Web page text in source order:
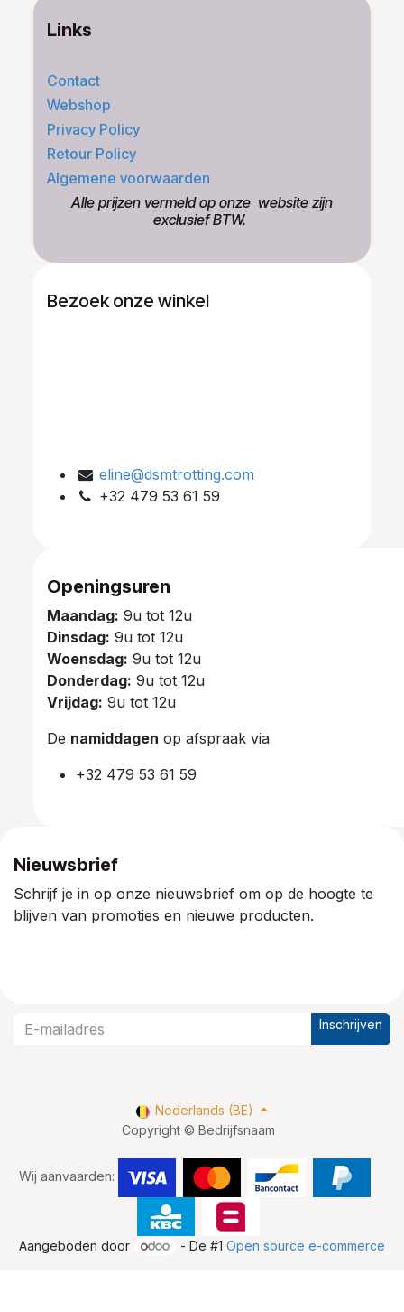
Links
Contact
Webshop
Privacy Policy
Retour Policy
Algemene voorwaarden
​Alle prijzen vermeld op onze ​website zijn
exclusief BTW.
Bezoek onze winkel
eline@dsmtrotting.com
+32 479 53 61 59
Openingsuren
Maandag: 9u tot 12u
Dinsdag: 9u tot 12u
Woensdag: 9u tot 12u
Donderdag: 9u tot 12u
Vrijdag: 9u tot 12u
De namiddagen op afspraak via
+32 479 53 61 59
Nieuwsbrief
Schrijf je in op onze nieuwsbrief om op de hoogte te
blijven van promoties en nieuwe producten.
Inschrijven
Copyright © Bedrijfsnaam
Wij aanvaarden:
Nederlands (BE)
Aangeboden door - De #1Open source e-commerce